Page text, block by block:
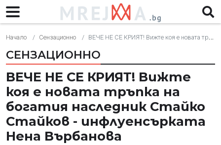
Начало Сензационно ВЕЧЕ НЕ СЕ КРИЯТ! Вижте коя е новата тръпка на богатия наследник Стайко Стайков - инфлуенсърката Нена Върбанова (ЕКСКЛУЗИВНИ СНИМКИ)
СЕНЗАЦИОННО
ВЕЧЕ НЕ СЕ КРИЯТ! Вижте
коя е новата тръпка на
богатия наследник Стайко
Стайков - инфлуенсърката
Нена Върбанова